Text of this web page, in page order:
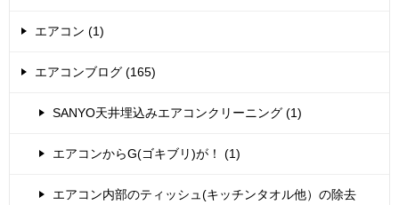
エアコン (1)
エアコンブログ (165)
SANYO天井埋込みエアコンクリーニング (1)
エアコンからG(ゴキブリ)が！ (1)
エアコン内部のティッシュ(キッチンタオル他）の除去